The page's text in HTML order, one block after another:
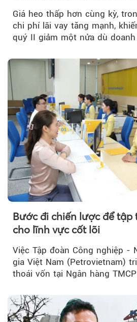
Giá heo thấp hơn cùng kỳ,
chi phí lãi vay tăng mạnh,
quý II giảm một nửa dù
Bước đi chiến lược để tập
cho lĩnh vực cốt lõi
Việc Tập đoàn Công nghiệp -
gia Việt Nam (Petrovietnam)
thoái vốn tại Ngân hàng